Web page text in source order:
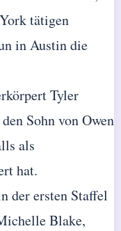
tätigen
in Austin die
Tyler
Sohn von Owen
als
hat.
der ersten Staffel
Blake,